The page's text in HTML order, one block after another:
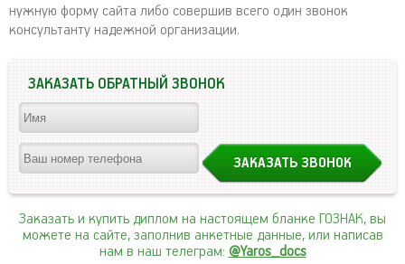
нужную форму сайта либо совершив всего один звонок
консультанту надежной организации.
ЗАКАЗАТЬ ОБРАТНЫЙ ЗВОНОК
Заказать и купить диплом на настоящем бланке ГОЗНАК, вы
можете на сайте, заполнив анкетные данные, или написав
нам в наш телеграм: @Yaros_docs